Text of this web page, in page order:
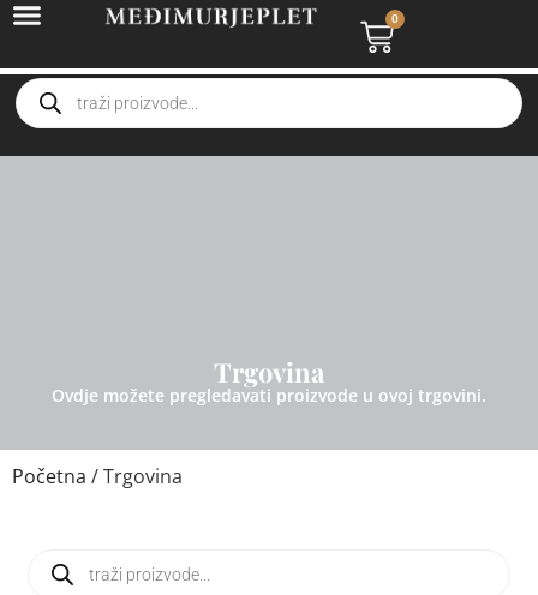
0
Trgovina
Ovdje možete pregledavati proizvode u ovoj trgovini.
Početna / Trgovina